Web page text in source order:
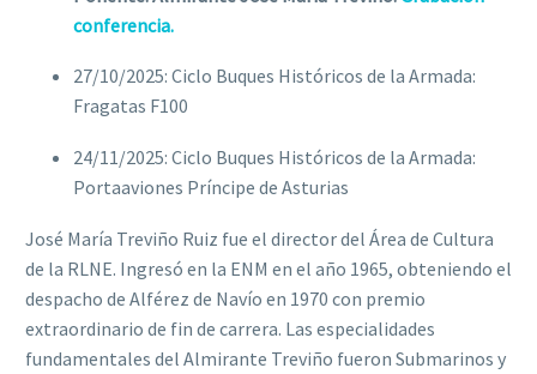
conferencia.
27/10/2025: Ciclo Buques Históricos de la Armada:
Fragatas F100
24/11/2025: Ciclo Buques Históricos de la Armada:
Portaaviones Príncipe de Asturias
José María Treviño Ruiz fue el director del Área de Cultura
de la RLNE. Ingresó en la ENM en el año 1965, obteniendo el
despacho de Alférez de Navío en 1970 con premio
extraordinario de fin de carrera. Las especialidades
fundamentales del Almirante Treviño fueron Submarinos y